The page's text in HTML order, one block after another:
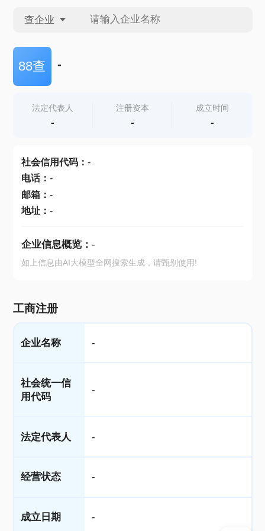
查企业
查企业
查产地
88查 -
法定代表人
-
注册资本
-
成立时间
-
社会信用代码： -
电话： -
邮箱： -
地址： -
企业信息概览： -
如上信息由AI大模型全网搜索生成，请甄别使用!
工商注册
企业名称 -
社会统一信
用代码
-
法定代表人 -
经营状态 -
成立日期 -